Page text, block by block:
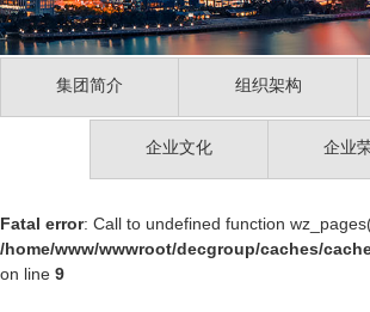
集团简介 组织架构
企业文化 企业
Fatal error: Call to undefined function
/home/www/wwwroot/decgroup/caches/
on line 9